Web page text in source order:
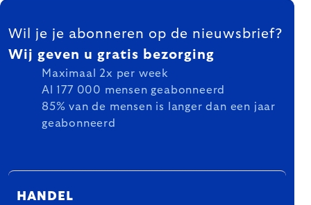
FOOTER
Wil je je abonneren op de nieuwsbrief?
Wij geven u gratis bezorging
Maximaal 2x per week
Al 177 000 mensen geabonneerd
85% van de mensen is langer dan een jaar
geabonneerd
HANDEL